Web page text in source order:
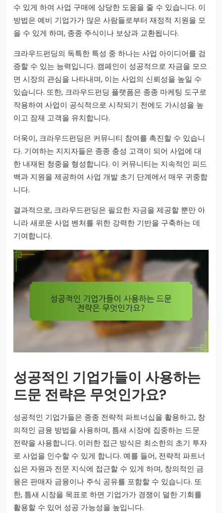
수 있게 하여 사업 구매에 상당한 도움을 줄 수 있습니다. 이
방법은 예비 기업가가 많은 사람들로부터 재정적 지원을 모
을 수 있게 하며, 종종 주식이나 보상과 교환됩니다.
크라우드펀딩의 독특한 특성 중 하나는 사업 아이디어를 검
증할 수 있는 능력입니다. 캠페인이 성공적으로 자금을 모으
면 시장의 관심을 나타내며, 이는 사업의 신뢰성을 높일 수
있습니다. 또한, 크라우드펀딩 플랫폼은 종종 마케팅 도구로
작용하여 사업이 공식적으로 시작되기 전에도 가시성을 높
이고 잠재 고객을 유치합니다.
더욱이, 크라우드펀딩은 커뮤니티 참여를 촉진할 수 있습니
다. 기여하는 지지자들은 종종 충성 고객이 되어 사업에 대
한 내재된 청중을 형성합니다. 이 커뮤니티는 지속적인 피드
백과 지원을 제공하여 사업 개발 초기 단계에서 매우 귀중합
니다.
결과적으로, 크라우드펀딩은 필요한 자금을 제공할 뿐만 아
니라 새로운 사업 벤처를 위한 강력한 기반을 구축하는 데
기여합니다.
성공적인 기업가들이 사용하는
드문 전략은 무엇인가요?
성공적인 기업가들은 종종 전략적 파트너십을 활용하고, 창
의적인 금융 방법을 사용하며, 틈새 시장에 집중하는 드문
전략을 사용합니다. 이러한 접근 방식은 최소한의 초기 투자
로 사업을 인수할 수 있게 합니다. 예를 들어, 전략적 파트너
십은 자원과 전문 지식에 접근할 수 있게 하며, 창의적인 금
융은 판매자 금융이나 주식 공유를 포함할 수 있습니다. 또
한, 틈새 시장을 목표로 하면 기업가가 경쟁이 덜한 기회를
활용할 수 있어 성공 가능성을 높입니다.